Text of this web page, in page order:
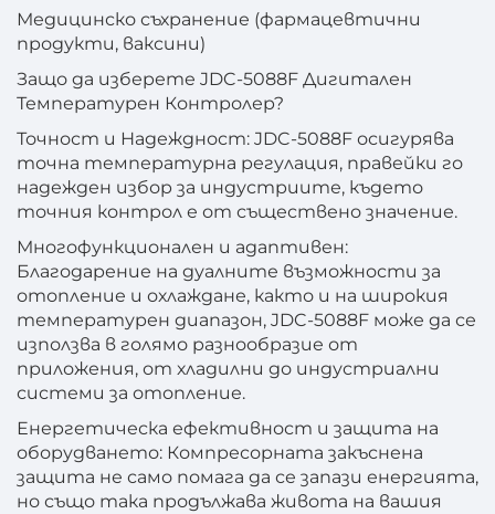
Медицинско съхранение (фармацевтични
продукти, ваксини)
Защо да изберете JDC-5088F Дигитален
Температурен Контролер?
Точност и Надеждност: JDC-5088F осигурява
точна температурна регулация, правейки го
надежден избор за индустриите, където
точния контрол е от съществено значение.
Многофункционален и адаптивен:
Благодарение на дуалните възможности за
отопление и охлаждане, както и на широкия
температурен диапазон, JDC-5088F може да се
използва в голямо разнообразие от
приложения, от хладилни до индустриални
системи за отопление.
Енергетическа ефективност и защита на
оборудването: Компресорната закъснена
защита не само помага да се запази енергията,
но също така продължава живота на вашия